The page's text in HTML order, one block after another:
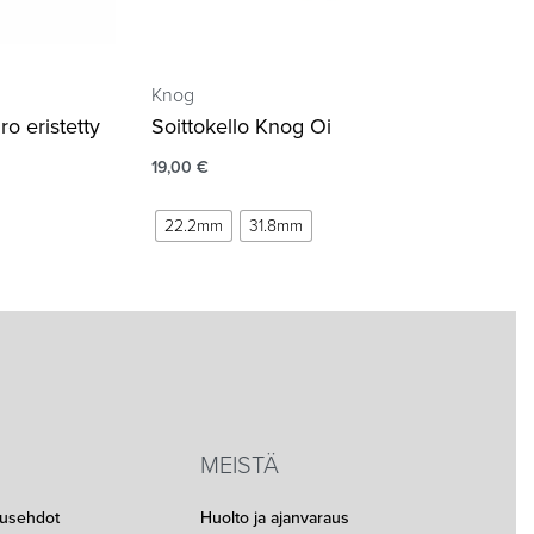
eristetty
Knog
Soittokello Knog Oi
19,00 €
22.2mm 31.8mm
MEISTÄ
Huolto ja ajanvaraus